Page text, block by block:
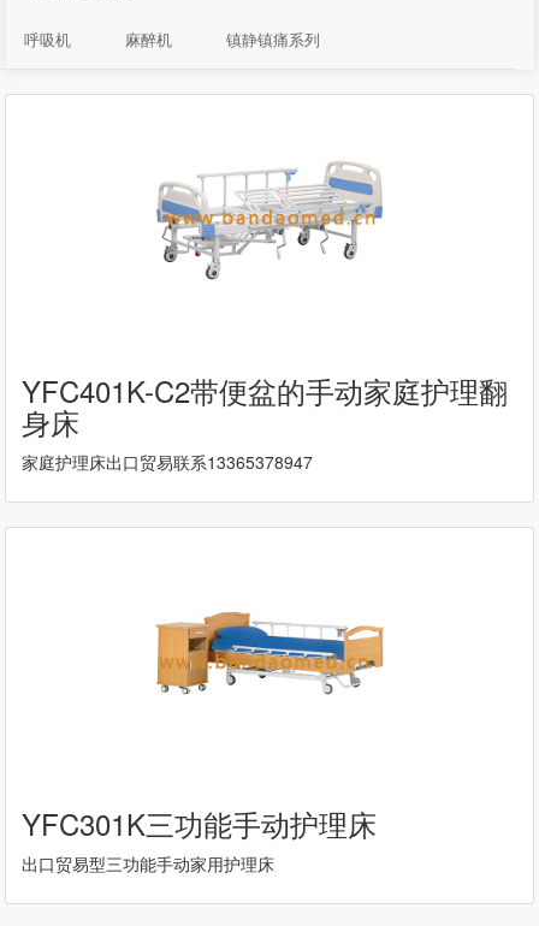
呼吸机 麻醉机 镇静镇痛系列
YFC401K-C2带便盆的手动家庭护理翻
身床
家庭护理床出口贸易联系13365378947
YFC301K三功能手动护理床
出口贸易型三功能手动家用护理床